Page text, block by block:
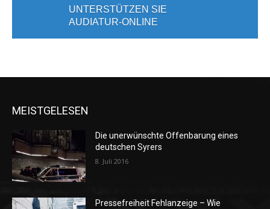
UNTERSTÜTZEN SIE
AUDIATUR-ONLINE
MEISTGELESEN
Die unerwünschte Offenbarung eines
deutschen Syrers
8. Juli 2016
Pressefreiheit Fehlanzeige – Wie